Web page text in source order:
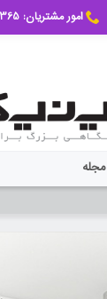
امور مشتریان: 02122307365
مجله